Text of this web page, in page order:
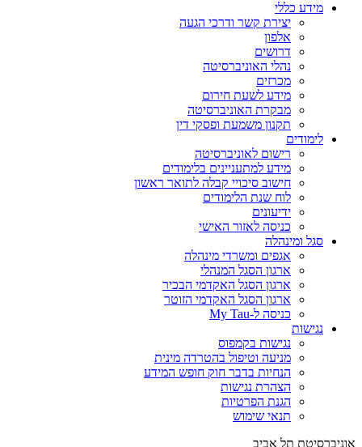
מידע כללי
יצירת קשר ודרכי הגעה
אלפון
דרושים
נהלי האוניברסיטה
מכרזים
מידע לשעת חירום
מבקרת האוניברסיטה
תקנון משמעת ופסקי דין
לימודים
רישום לאוניברסיטה
מידע למתעניינים בלימודים
חישוב סיכויי קבלה לתואר ראשון
לוח שנת הלימודים
ידיעונים
כניסה לאזור האישי
סגל ומינהלה
אגפים ומשרדי מינהלה
ארגון הסגל המנהלי
ארגון הסגל האקדמי הבכיר
ארגון הסגל האקדמי הזוטר
כניסה ל-My Tau
נגישות
נגישות בקמפוס
מניעה וטיפול בהטרדה מינית
הנחיות בדבר חוק חופש המידע
הצהרת נגישות
הגנת הפרטיות
תנאי שימוש
אוניברסיטת תל אביב